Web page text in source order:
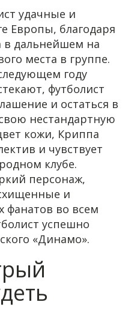
удачные и
Европы, благодаря
в дальнейшем на
места в группе.
году
футболист
и остаться в
нестандартную
кожи, Криппа
и чувствует
клубе.
персонаж,
и
фанатов во всем
успешно
«Динамо».